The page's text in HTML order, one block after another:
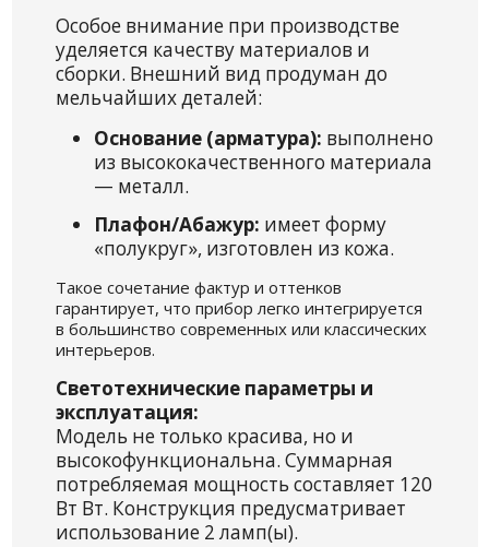
Особое внимание при производстве
уделяется качеству материалов и
сборки. Внешний вид продуман до
мельчайших деталей:
Основание (арматура): выполнено
из высококачественного материала
— металл.
Плафон/Абажур: имеет форму
«полукруг», изготовлен из кожа.
Такое сочетание фактур и оттенков
гарантирует, что прибор легко интегрируется
в большинство современных или классических
интерьеров.
Светотехнические параметры и
эксплуатация:
Модель не только красива, но и
высокофункциональна. Суммарная
потребляемая мощность составляет 120
Вт Вт. Конструкция предусматривает
использование 2 ламп(ы).